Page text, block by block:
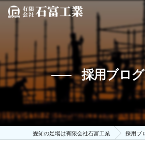
採用ブログ
愛知の足場は有限会社石富工業 採用ブ